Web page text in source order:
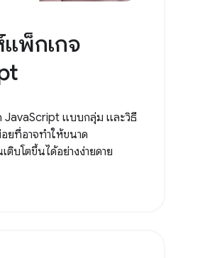
แพ็กเกจ
ด JavaScript แบบกลุ่ม และวิธี
ยที่อาจทำให้ขนาด
บโตขึ้นได้อย่างง่ายดาย